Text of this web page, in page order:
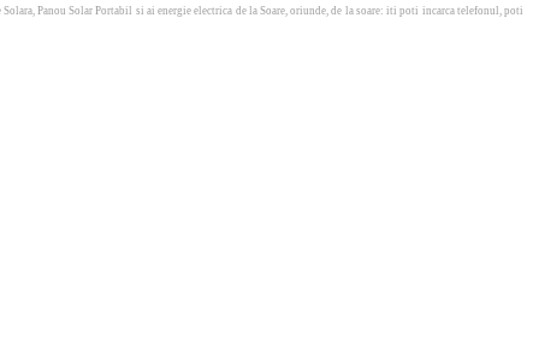
Panou Solar Portabil si ai energie electrica de la Soare, oriunde, de la soare: iti poti incarca telefonul, poti